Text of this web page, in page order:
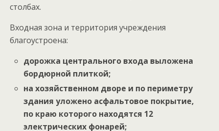
столбах.
Входная зона и территория учреждения
благоустроена:
дорожка центрального входа выложена
бордюрной плиткой;
на хозяйственном дворе и по периметру
здания уложено асфальтовое покрытие,
по краю которого находятся 12
электрических фонарей;